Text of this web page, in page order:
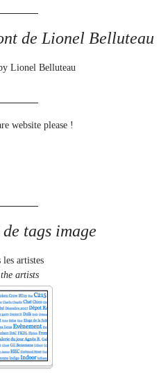
de Lionel Belluteau
Lionel Belluteau
website please !
tags image
les artistes
artists